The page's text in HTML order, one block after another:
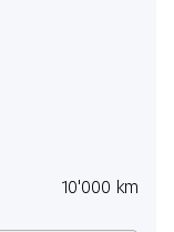
10'000 km